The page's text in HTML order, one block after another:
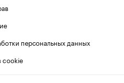
персональных данных
cookie